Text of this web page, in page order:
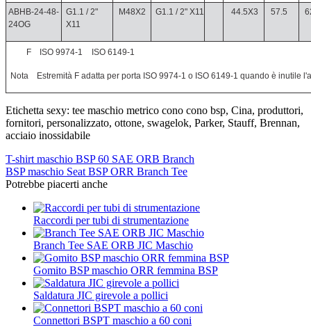
ABHB-24-48-
24OG
G1.1 / 2"
X11
M48X2 G1.1 / 2" X11 44.5X3 57.5
F ISO 9974-1 ISO 6149-1
Nota Estremità F adatta per porta ISO 9974-1 o ISO 6149-1 quando è inutile
Etichetta sexy: tee maschio metrico cono cono bsp, Cina, produttori,
fornitori, personalizzato, ottone, swagelok, Parker, Stauff, Brennan,
acciaio inossidabile
T-shirt maschio BSP 60 SAE ORB Branch
BSP maschio Seat BSP ORR Branch Tee
Potrebbe piacerti anche
Raccordi per tubi di strumentazione
Branch Tee SAE ORB JIC Maschio
Gomito BSP maschio ORR femmina BSP
Saldatura JIC girevole a pollici
Connettori BSPT maschio a 60 coni